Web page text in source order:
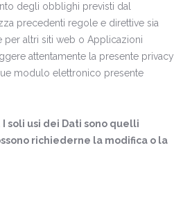
degli obblighi previsti dal
precedenti regole e direttive sia
per altri siti web o Applicazioni
attentamente la presente privacy
modulo elettronico presente
soli usi dei Dati sono quelli
richiederne la modifica o la